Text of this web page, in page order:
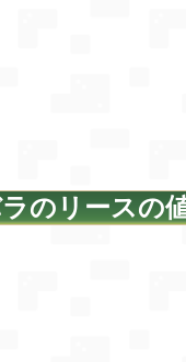
のリースの